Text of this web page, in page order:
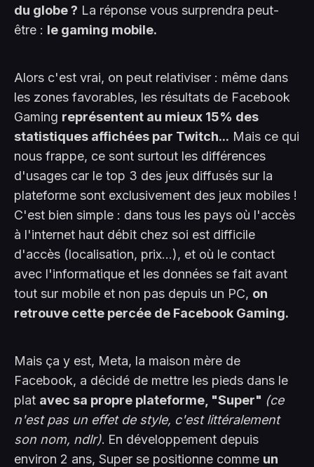
du globe ? La réponse vous surprendra peut-
être : le gaming mobile.
Alors c'est vrai, on peut relativiser : même dans
les zones favorables, les résultats de Facebook
Gaming représentent au mieux 15% des
statistiques affichées par Twitch... Mais ce qui
nous frappe, ce sont surtout les différences
d'usages car le top 3 des jeux diffusés sur la
plateforme sont exclusivement des jeux mobiles !
C'est bien simple : dans tous les pays où l'accès
à l'internet haut débit chez soi est difficile
d'accès (localisation, prix...), et où le contact
avec l'informatique et les données se fait avant
tout sur mobile et non pas depuis un PC, on
retrouve cette percée de Facebook Gaming.
Mais ça y est, Meta, la maison mère de
Facebook, a décidé de mettre les pieds dans le
plat avec sa propre plateforme, "Super" (ce
n'est pas un effet de style, c'est littéralement
son nom, ndlr). En développement depuis
environ 2 ans, Super se positionne comme un